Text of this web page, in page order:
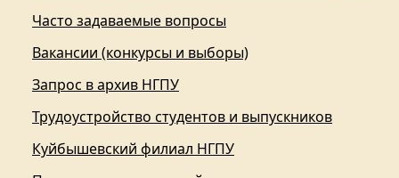
Часто задаваемые вопросы
Вакансии (конкурсы и выборы)
Запрос в архив НГПУ
Трудоустройство студентов и выпускников
Куйбышевский филиал НГПУ